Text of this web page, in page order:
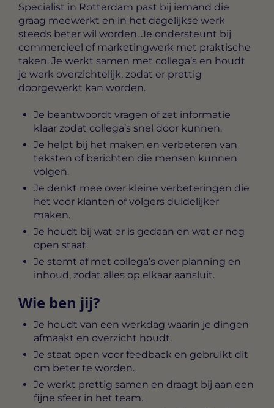
Specialist in Rotterdam past bij iemand die
graag meewerkt en in het dagelijkse werk
steeds beter wil worden. Je ondersteunt bij
commercieel of marketingwerk met praktische
taken. Je werkt samen met collega’s en houdt
je werk overzichtelijk, zodat er prettig
doorgewerkt kan worden.
Je beantwoordt vragen of zet informatie
klaar zodat collega’s snel door kunnen.
Je helpt bij het maken en verbeteren van
teksten of berichten die mensen kunnen
volgen.
Je denkt mee over kleine verbeteringen die
het voor klanten of volgers duidelijker
maken.
Je houdt bij wat er is gedaan en wat er nog
open staat.
Je stemt af met collega’s over planning en
inhoud, zodat alles op elkaar aansluit.
Wie ben jij?
Je houdt van een werkdag waarin je dingen
afmaakt en overzicht houdt.
Je staat open voor feedback en gebruikt dit
om beter te worden.
Je werkt prettig samen en draagt bij aan een
fijne sfeer in het team.